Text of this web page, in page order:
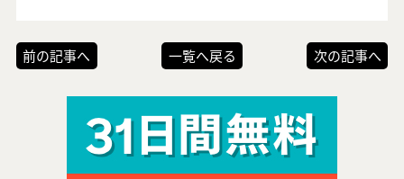
前の記事へ 一覧へ戻る 次の記事へ